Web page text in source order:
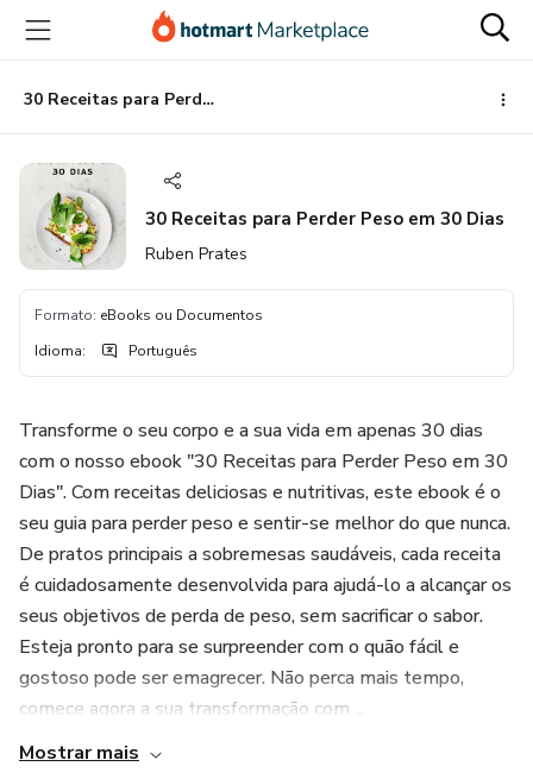
para
conteúdo
principal
para
pagamento
para
rodapé
30 Receitas para Perder Peso em 30 Dias
30 Receitas para Perder Peso em 30 Dias
Ruben Prates
Formato: eBooks ou Documentos
Idioma: Português
Transforme o seu corpo e a sua vida em apenas 30 dias
com o nosso ebook "30 Receitas para Perder Peso em 30
Dias". Com receitas deliciosas e nutritivas, este ebook é o
seu guia para perder peso e sentir-se melhor do que nunca.
De pratos principais a sobremesas saudáveis, cada receita
é cuidadosamente desenvolvida para ajudá-lo a alcançar os
seus objetivos de perda de peso, sem sacrificar o sabor.
Esteja pronto para se surpreender com o quão fácil e
gostoso pode ser emagrecer. Não perca mais tempo,
comece agora a sua transformação com ...
Mostrar mais